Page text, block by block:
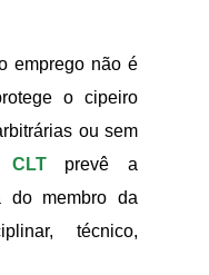
emprego não é
o cipeiro
ou sem
CLTprevê a
do membro da
técnico,